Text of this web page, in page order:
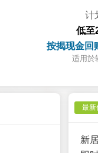
计
低至
按揭现金回
适用於
最新
新